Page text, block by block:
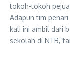
tokoh-tokoh
Adapun tim
kali ini ambil dari
sekolah di